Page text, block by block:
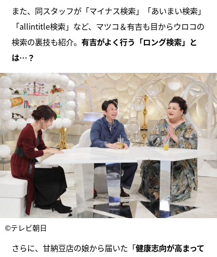
また、同スタッフが「マイナス検索」「あいまい検索」
「allintitle検索」など、マツコ＆有吉も目からウロコの
検索の裏技も紹介。 有吉がよく行う「ロング検索」と
は…？
©テレビ朝日
さらに、甘納豆店の娘から届いた「健康志向が高まって